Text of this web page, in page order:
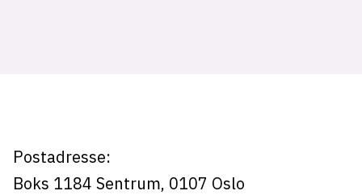
kode24-klubben
LinkedIn
Postadresse:
Boks 1184 Sentrum, 0107 Oslo